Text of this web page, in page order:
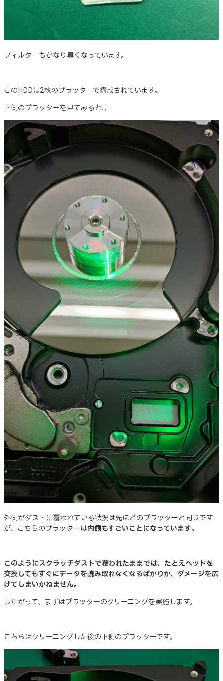
フィルターもかなり黒くなっています。
このHDDは2枚のプラッターで構成されています。
下側のプラッターを見てみると...
外側がダストに覆われている状況は先ほどのプラッターと同じです
が、こちらのプラッターは内側もすごいことになっています。
このようにスクラッチダストで覆われたままでは、たとえヘッドを
交換してもすぐにデータを読み取れなくなるばかりか、ダメージを広
げてしまいかねません。
したがって、まずはプラッターのクリーニングを実施します。
こちらはクリーニングした後の下側のプラッターです。